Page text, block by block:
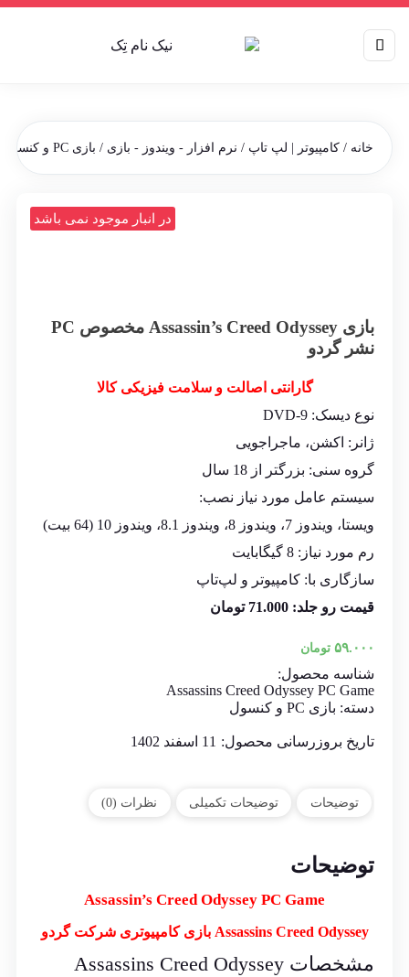
خانه / کامپیوتر | لپ تاپ / نرم افزار - ویندوز - بازی / بازی PC و کنسول
بازی Assassin’s Creed Odyssey مخصوص PC
نشر گردو
گارانتی اصالت و سلامت فیزیکی کالا
نوع دیسک: DVD-9
ژانر: اکشن، ماجراجویی
گروه سنی: بزرگتر از 18 سال
سیستم عامل مورد نیاز نصب:
ویستا، ویندوز 7، ویندوز 8، ویندوز 8.1، ویندوز 10 (64 بیت)
رم مورد نیاز: 8 گیگابایت
سازگاری با: کامپیوتر و لپ‌تاپ
قیمت رو جلد: 71.000 تومان
۵۹.۰۰۰ تومان
در انبار موجود نمی باشد
شناسه محصول:
Assassins Creed Odyssey PC Game
دسته: بازی PC و کنسول
تاریخ بروزرسانی محصول: 11 اسفند 1402
توضیحات توضیحات تکمیلی نظرات (0)
توضیحات
Assassin’s Creed Odyssey PC Game
Assassins Creed Odyssey بازی کامپیوتری شرکت گردو
مشخصات Assassins Creed Odyssey